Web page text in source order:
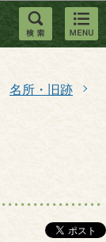
名所・旧跡